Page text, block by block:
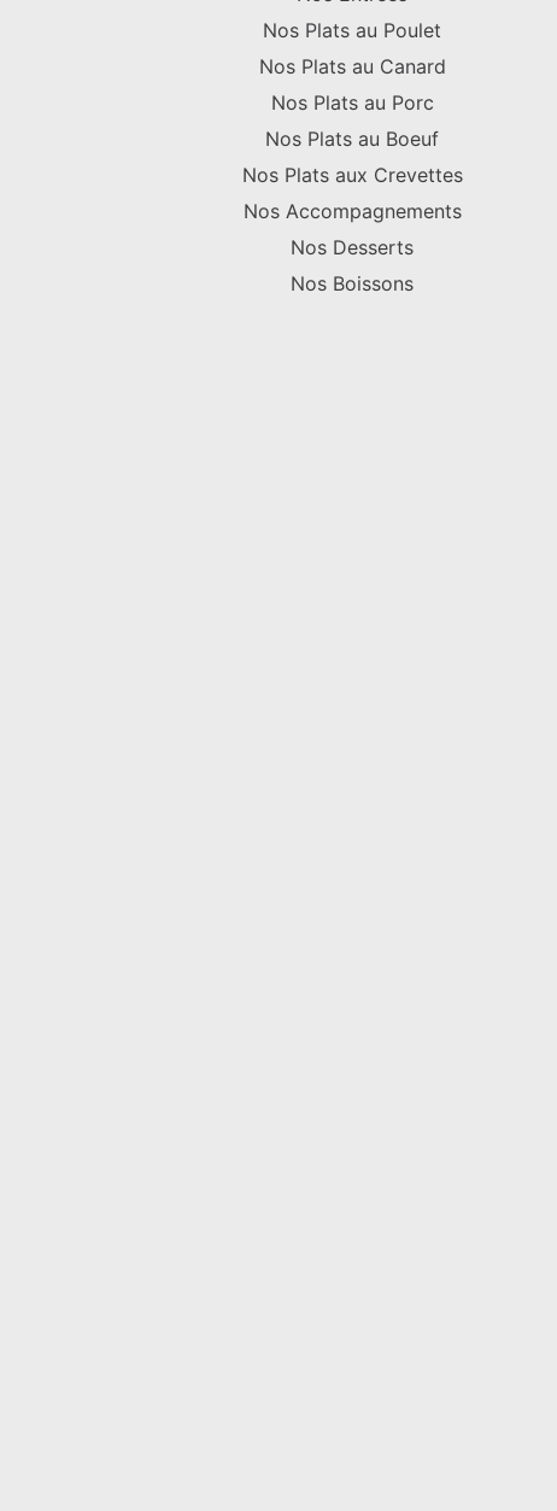
Nos Plats au Poulet
Nos Plats au Canard
Nos Plats au Porc
Nos Plats au Boeuf
Nos Plats aux Crevettes
Nos Accompagnements
Nos Desserts
Nos Boissons